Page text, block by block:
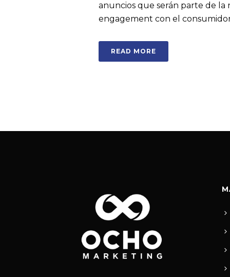
anuncios que serán parte de
engagement con el consumidor
READ MORE